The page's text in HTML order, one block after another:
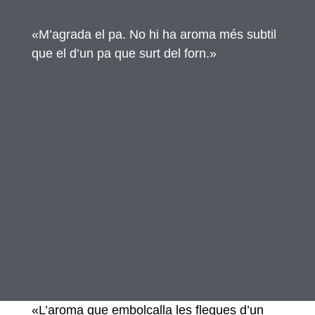
«M’agrada el pa. No hi ha aroma més subtil
que el d’un pa que surt del forn.»
«L’aroma que embolcalla les fleques d’un